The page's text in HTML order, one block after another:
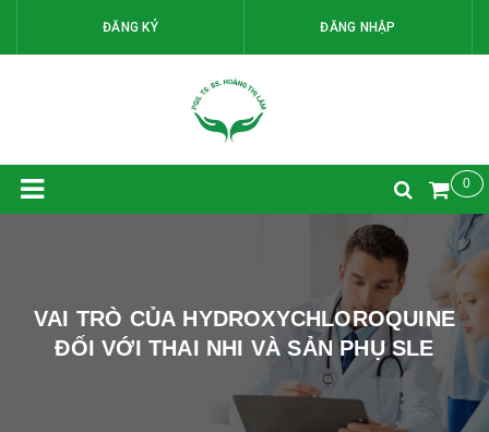
ĐĂNG KÝ ĐĂNG NHẬP
0
VAI TRÒ CỦA HYDROXYCHLOROQUINE
ĐỐI VỚI THAI NHI VÀ SẢN PHỤ SLE